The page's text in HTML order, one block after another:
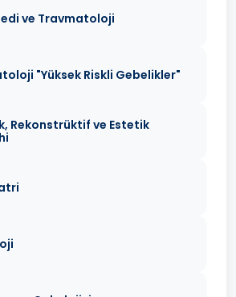
ve Travmatoloji
"Yüksek Riskli Gebelikler"
Rekonstrüktif ve Estetik